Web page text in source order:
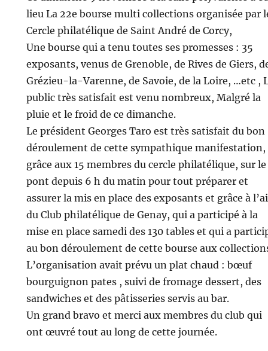
lieu La 22e bourse multi collections organisée par
Cercle philatélique de Saint André de Corcy,
Une bourse qui a tenu toutes ses promesses : 35
exposants, venus de Grenoble, de Rives de Giers,
Grézieu-la-Varenne, de Savoie, de la Loire, …etc ,
public très satisfait est venu nombreux, Malgré la
pluie et le froid de ce dimanche.
Le président Georges Taro est très satisfait du bon
déroulement de cette sympathique manifestation,
grâce aux 15 membres du cercle philatélique, sur le
pont depuis 6 h du matin pour tout préparer et
assurer la mis en place des exposants et grâce à
du Club philatélique de Genay, qui a participé à la
mise en place samedi des 130 tables et qui a
au bon déroulement de cette bourse aux
L’organisation avait prévu un plat chaud : bœuf
bourguignon pates , suivi de fromage dessert, des
sandwiches et des pâtisseries servis au bar.
Un grand bravo et merci aux membres du club qui
ont œuvré tout au long de cette journée.